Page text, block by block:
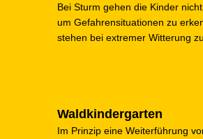
Bei Sturm gehen die Kinder
um Gefahrensituationen zu
stehen bei extremer Witterung
Waldkindergarten
Im Prinzip eine Weiterführung